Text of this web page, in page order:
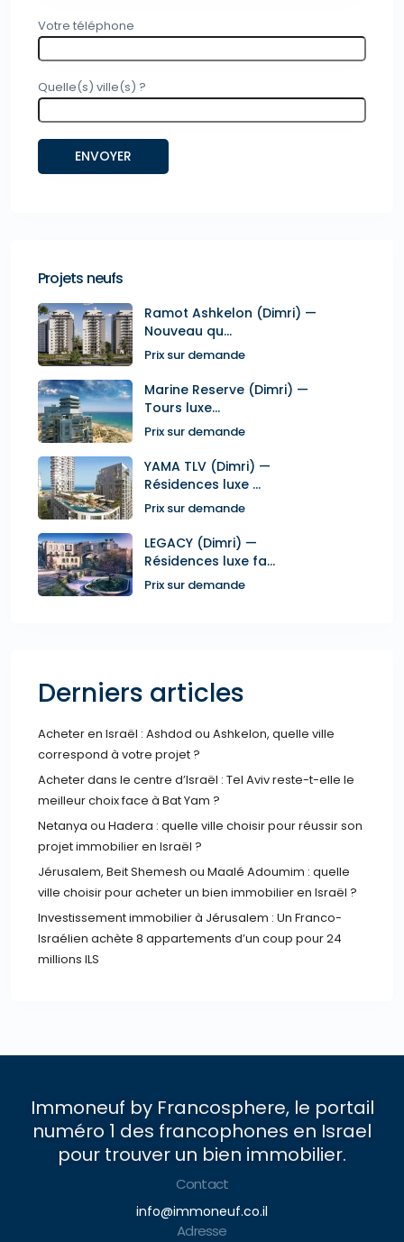
Votre téléphone
Quelle(s) ville(s) ?
Projets neufs
Ramot Ashkelon (Dimri) —
Nouveau qu...
Prix sur demande
Marine Reserve (Dimri) —
Tours luxe...
Prix sur demande
YAMA TLV (Dimri) —
Résidences luxe ...
Prix sur demande
LEGACY (Dimri) —
Résidences luxe fa...
Prix sur demande
Derniers articles
Acheter en Israël : Ashdod ou Ashkelon, quelle ville
correspond à votre projet ?
Acheter dans le centre d’Israël : Tel Aviv reste-t-elle le
meilleur choix face à Bat Yam ?
Netanya ou Hadera : quelle ville choisir pour réussir son
projet immobilier en Israël ?
Jérusalem, Beit Shemesh ou Maalé Adoumim : quelle
ville choisir pour acheter un bien immobilier en Israël ?
Investissement immobilier à Jérusalem : Un Franco-
Israélien achète 8 appartements d’un coup pour 24
millions ILS
Immoneuf by Francosphere, le portail
numéro 1 des francophones en Israel
pour trouver un bien immobilier.
Contact
info@immoneuf.co.il
Adresse